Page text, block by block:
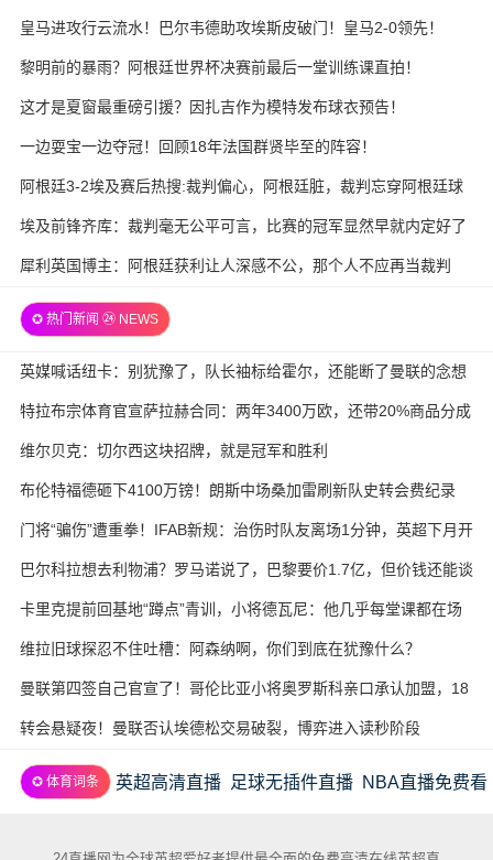
皇马进攻行云流水！巴尔韦德助攻埃斯皮破门！皇马2-0领先！
黎明前的暴雨？阿根廷世界杯决赛前最后一堂训练课直拍！
这才是夏窗最重磅引援？因扎吉作为模特发布球衣预告！
一边耍宝一边夺冠！回顾18年法国群贤毕至的阵容！
阿根廷3-2埃及赛后热搜:裁判偏心，阿根廷脏，裁判忘穿阿根廷球
衣
埃及前锋齐库：裁判毫无公平可言，比赛的冠军显然早就内定好了
犀利英国博主：阿根廷获利让人深感不公，那个人不应再当裁判
✪ 热门新闻 ㉔ NEWS
英媒喊话纽卡：别犹豫了，队长袖标给霍尔，还能断了曼联的念想
特拉布宗体育官宣萨拉赫合同：两年3400万欧，还带20%商品分成
维尔贝克：切尔西这块招牌，就是冠军和胜利
布伦特福德砸下4100万镑！朗斯中场桑加雷刷新队史转会费纪录
门将“骗伤”遭重拳！IFAB新规：治伤时队友离场1分钟，英超下月开
试
巴尔科拉想去利物浦？罗马诺说了，巴黎要价1.7亿，但价钱还能谈
卡里克提前回基地“蹲点”青训，小将德瓦尼：他几乎每堂课都在场
边
维拉旧球探忍不住吐槽：阿森纳啊，你们到底在犹豫什么？
曼联第四签自己官宣了！哥伦比亚小将奥罗斯科亲口承认加盟，18
岁生日当天完成转会
转会悬疑夜！曼联否认埃德松交易破裂，博弈进入读秒阶段
✪ 体育词条 英超高清直播 足球无插件直播 NBA直播免费看